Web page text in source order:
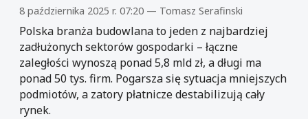
8 października 2025 r. 07:20 — Tomasz Serafinski
Polska branża budowlana to jeden z najbardziej
zadłużonych sektorów gospodarki – łączne
zaległości wynoszą ponad 5,8 mld zł, a długi ma
ponad 50 tys. firm. Pogarsza się sytuacja mniejszych
podmiotów, a zatory płatnicze destabilizują cały
rynek.